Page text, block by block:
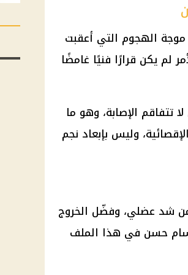
الهجوم التي أعقبت
لم يكن قرارًا فنيًا غامضًا
الإصابة، وهو ما
وليس بإبعاد نجم
شد عضلي، وفضّل الخروج
حسن في هذا الملف